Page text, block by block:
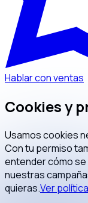
Hablar con ventas
Cookies y
Usamos cookies
Con tu permiso
entender cómo se
nuestras
quieras.Ver